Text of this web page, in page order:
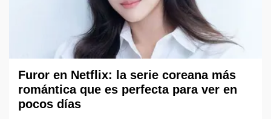
Furor en Netflix: la serie coreana más
romántica que es perfecta para ver en
pocos días